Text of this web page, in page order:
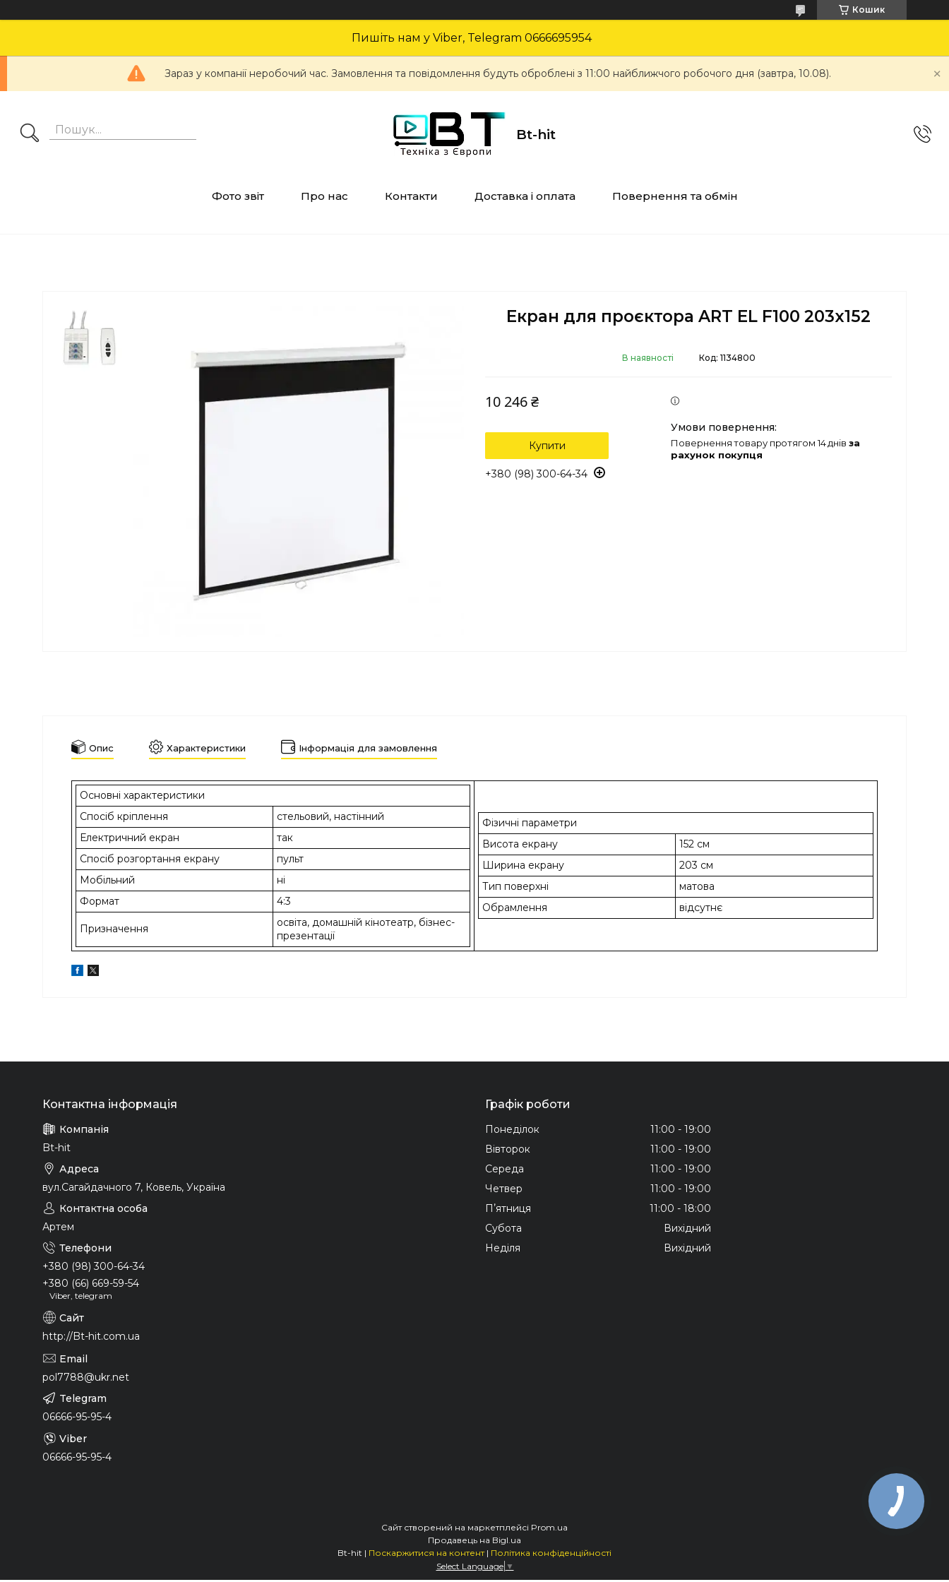
Кошик
Пишіть нам у Viber, Telegram 0666695954
Зараз у компанії неробочий час. Замовлення та повідомлення будуть оброблені з 11:00 найближчого робочого дня (завтра, 10.08).
Bt-hit
Фото звіт Про нас Контакти Доставка і оплата Повернення та обмін
Екран для проєктора ART EL F100 203x152
В наявності Код: 1134800
10 246 ₴
Купити
+380 (98) 300-64-34
повернення товару протягом 14 днів за
рахунок покупця
Опис Характеристики Інформація для замовлення
Основні характеристики
Спосіб кріплення
стельовий, настінний
Електричний екран
так
Спосіб розгортання екрану
пульт
Мобільний
ні
Формат
4:3
Призначення
освіта, домашній кінотеатр, бізнес-
презентації
Фізичні параметри
Висота екрану
152 см
Ширина екрану
203 см
Тип поверхні
матова
Обрамлення
відсутнє
Bt-hit
вул.Сагайдачного 7, Ковель, Україна
Артем
+380 (98) 300-64-34
+380 (66) 669-59-54
Viber, telegram
http://Bt-hit.com.ua
pol7788@ukr.net
06666-95-95-4
06666-95-95-4
Графік роботи
Понеділок 11:00
19:00
Вівторок
11:00
19:00
Середа
11:00
19:00
Четвер
11:00
19:00
Пʼятниця
11:00
18:00
Субота
Вихідний
Неділя
Вихідний
Сайт створений на маркетплейсі Prom.ua
Продавець на Bigl.ua
Bt-hit | Поскаржитися на контент | Політика конфіденційності
Select Language ▼